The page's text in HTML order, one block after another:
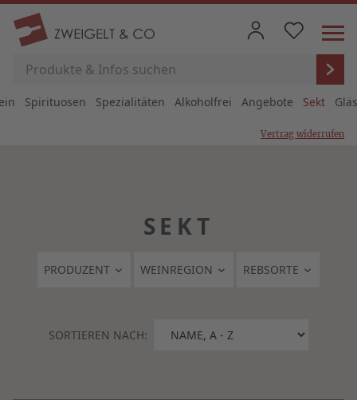
Spirituosen Spezialitäten Alkoholfrei Angebote Sekt
Vertrag widerrufen
SEKT
PRODUZENT WEINREGION REBSORTE
SORTIEREN NACH: